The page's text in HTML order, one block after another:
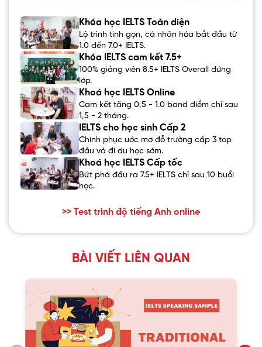
Khóa học IELTS Toàn diện
Lộ trình tinh gọn, cá nhân hóa bắt đầu từ
1.0 đến 7.0+ IELTS.
Khóa IELTS cam kết 7.5+
100% giảng viên 8.5+ IELTS Overall đứng
lớp.
Khoá học IELTS Online
Cam kết tăng 0,5 - 1.0 band điểm chỉ sau
1,5 - 2 tháng.
IELTS cho học sinh Cấp 2
Chinh phục ước mơ đỗ trường cấp 3 top
đầu và đi du học sớm.
Khoá học IELTS Cấp tốc
Bứt phá đầu ra 7.5+ IELTS chỉ sau 10 buổi
học.
>> Test trình độ tiếng Anh online
BÀI VIẾT LIÊN QUAN